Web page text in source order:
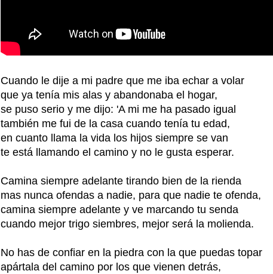
Cuando le dije a mi padre que me iba echar a volar
que ya tenía mis alas y abandonaba el hogar,
se puso serio y me dijo: 'A mi me ha pasado igual
también me fui de la casa cuando tenía tu edad,
en cuanto llama la vida los hijos siempre se van
te está llamando el camino y no le gusta esperar.
Camina siempre adelante tirando bien de la rienda
mas nunca ofendas a nadie, para que nadie te ofenda,
camina siempre adelante y ve marcando tu senda
cuando mejor trigo siembres, mejor será la molienda.
No has de confiar en la piedra con la que puedas topar
apártala del camino por los que vienen detrás,